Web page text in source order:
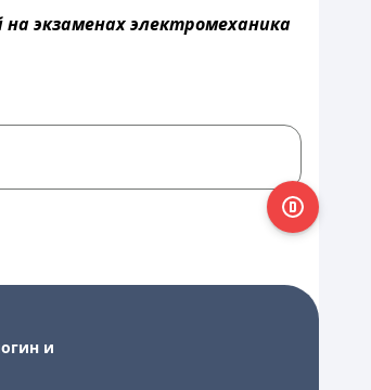
экзаменах электромеханика
и